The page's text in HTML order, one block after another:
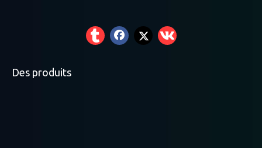
Des produits